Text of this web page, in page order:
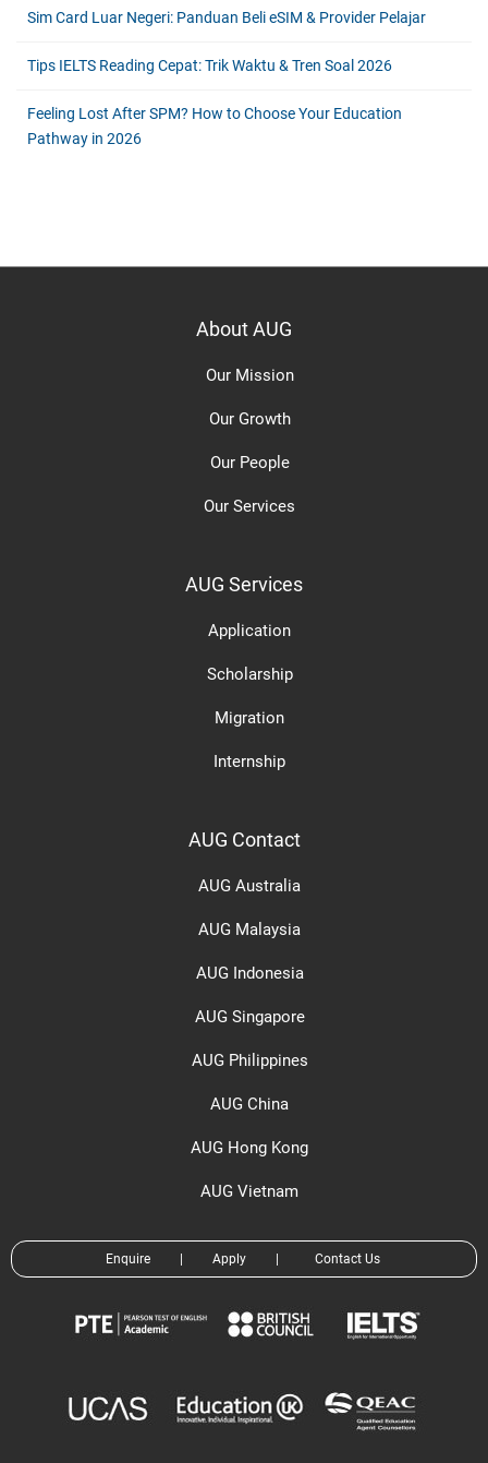
Sim Card Luar Negeri: Panduan Beli eSIM & Provider Pelajar
Tips IELTS Reading Cepat: Trik Waktu & Tren Soal 2026
Feeling Lost After SPM? How to Choose Your Education
Pathway in 2026
About AUG
Our Mission
Our Growth
Our People
Our Services
AUG Services
Application
Scholarship
Migration
Internship
AUG Contact
AUG Australia
AUG Malaysia
AUG Indonesia
AUG Singapore
AUG Philippines
AUG China
AUG Hong Kong
AUG Vietnam
Enquire Apply Contact Us